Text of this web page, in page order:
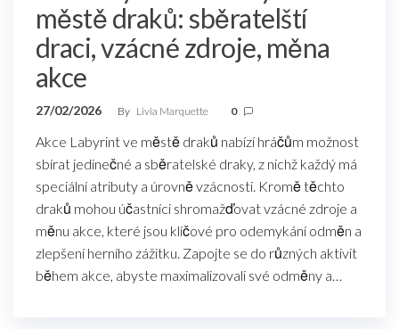
městě draků: sběratelští
draci, vzácné zdroje, měna
akce
27/02/2026 By Livia Marquette 0
Akce Labyrint ve městě draků nabízí hráčům možnost
sbírat jedinečné a sběratelské draky, z nichž každý má
speciální atributy a úrovně vzácnosti. Kromě těchto
draků mohou účastníci shromažďovat vzácné zdroje a
měnu akce, které jsou klíčové pro odemykání odměn a
zlepšení herního zážitku. Zapojte se do různých aktivit
během akce, abyste maximalizovali své odměny a…